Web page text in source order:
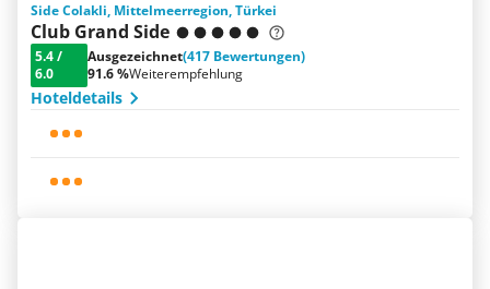
Side Colakli, Mittelmeerregion, Türkei
Club Grand Side
5.4/
6.0
Ausgezeichnet(417 Bewertungen)
91.6 %Weiterempfehlung
Hoteldetails